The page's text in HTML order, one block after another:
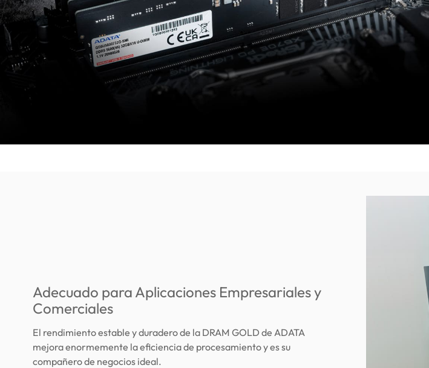
Adecuado para Aplicaciones Empresariales y
Comerciales
El rendimiento estable y duradero de la DRAM GOLD de ADATA
mejora enormemente la eficiencia de procesamiento y es su
compañero de negocios ideal.